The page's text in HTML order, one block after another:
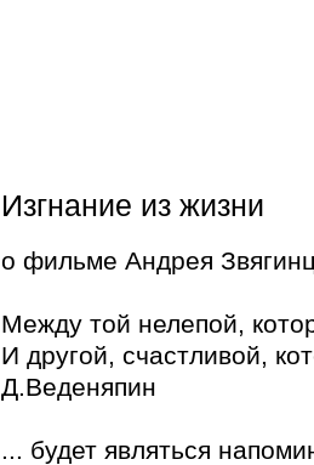
Изгнание из жизни
о фильме Андрея
Между той нелепой,
И другой, счастливой,
Д.Веденяпин
... будет являться